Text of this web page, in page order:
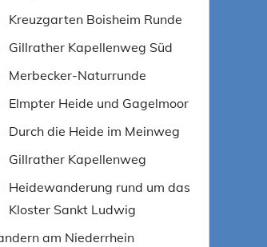
Kreuzgarten Boisheim Runde
Gillrather Kapellenweg Süd
Merbecker-Naturrunde
Elmpter Heide und Gagelmoor
Durch die Heide im Meinweg
Gillrather Kapellenweg
Heidewanderung rund um das
Kloster Sankt Ludwig
am Niederrhein